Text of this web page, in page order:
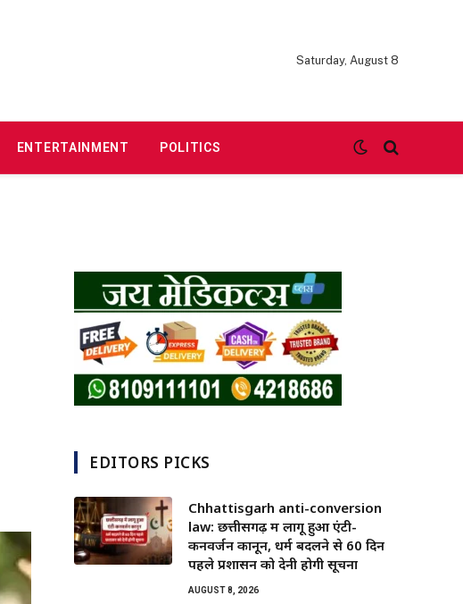
Saturday, August 8
ENTERTAINMENT POLITICS
EDITORS PICKS
Chhattisgarh anti-conversion
law: छत्तीसगढ़ में लागू हुआ एंटी-
कनवर्जन कानून, धर्म बदलने से 60 दिन
पहले प्रशासन को देनी होगी सूचना
AUGUST 8, 2026